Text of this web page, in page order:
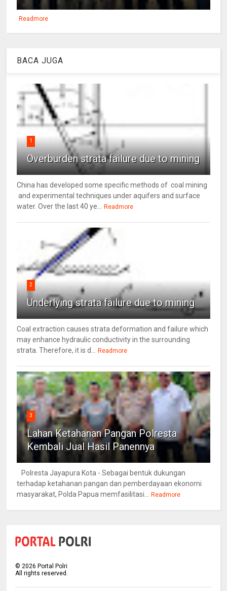
Readmore
BACA JUGA
1
Overburden strata failure due to mining
China has developed some specific methods of coal mining
and experimental techniques under aquifers and surface
water. Over the last 40 ye...
Readmore
2
Underlying strata failure due to mining
Coal extraction causes strata deformation and failure which
may enhance hydraulic conductivity in the surrounding
strata. Therefore, it is d...
Readmore
3
Lahan Ketahanan Pangan Polresta
Kembali Jual Hasil Panennya
Polresta Jayapura Kota - Sebagai bentuk dukungan
terhadap ketahanan pangan dan pemberdayaan ekonomi
masyarakat, Polda Papua memfasilitasi...
Readmore
© 2026 Portal Polri
All rights reserved.